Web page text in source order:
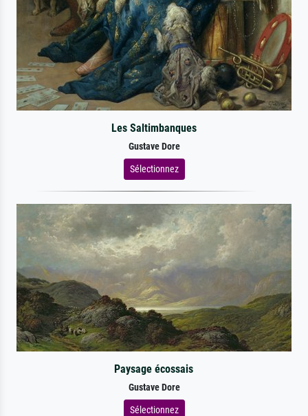
Les Saltimbanques
Gustave Dore
Sélectionnez
Paysage écossais
Gustave Dore
Sélectionnez